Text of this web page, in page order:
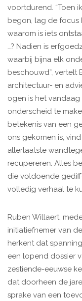
voortdurend. “Toen
begon, lag de
waarom is iets
…? Nadien is
waarbij bijna elk
beschouwd”, vertelt
architectuur- en
ogen is het
onderscheid te
betekenis van een
ons gekomen is,
allerlaatste
recupereren. Alles
die voldoende
volledig verhaal te
Ruben Willaert,
initiatiefnemer van
herkent dat
een lopend dossier
zestiende-eeuwse
dat doorheen de
sprake van een